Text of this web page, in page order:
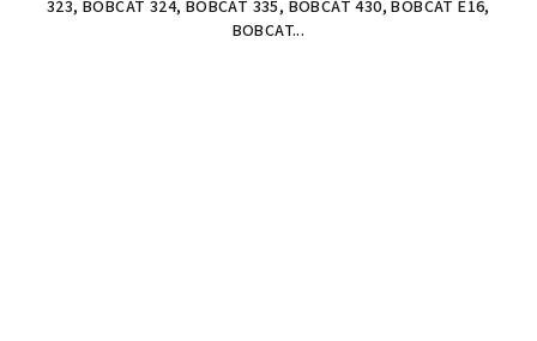
323, BOBCAT 324, BOBCAT 335, BOBCAT 430, BOBCAT E16,
BOBCAT...